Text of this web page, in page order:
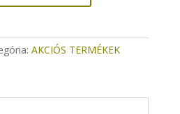
AKCIÓS TERMÉKEK